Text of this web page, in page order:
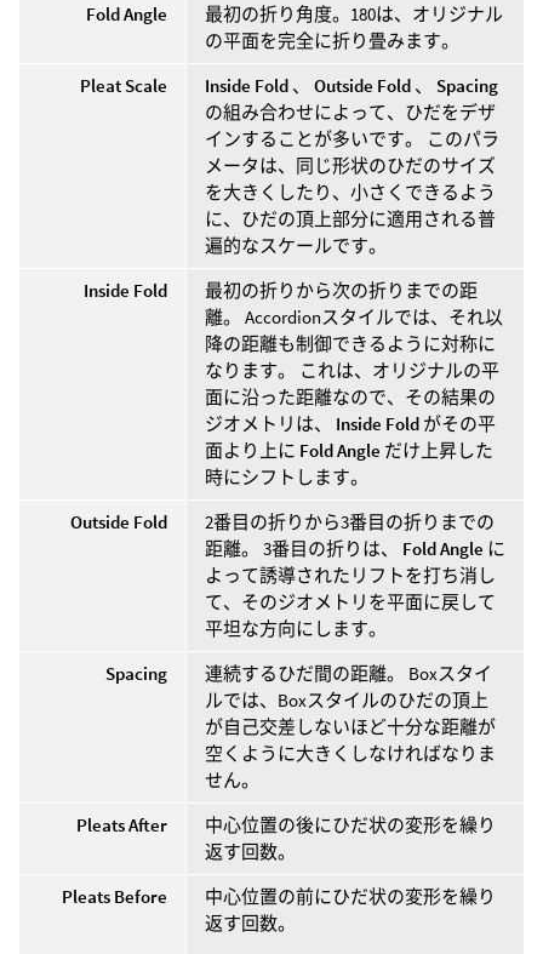
Fold Angle
最初の折り角度。180は、オリジナル
の平面を完全に折り畳みます。
Pleat Scale
Inside Fold 、 Outside Fold 、 Spacing
の組み合わせによって、ひだをデザ
インすることが多いです。 このパラ
メータは、同じ形状のひだのサイズ
を大きくしたり、小さくできるよう
に、ひだの頂上部分に適用される普
遍的なスケールです。
Inside Fold
最初の折りから次の折りまでの距
離。 Accordionスタイルでは、それ以
降の距離も制御できるように対称に
なります。 これは、オリジナルの平
面に沿った距離なので、その結果の
ジオメトリは、 Inside Fold がその平
面より上に Fold Angle だけ上昇した
時にシフトします。
Outside Fold
2番目の折りから3番目の折りまでの
距離。 3番目の折りは、 Fold Angle に
よって誘導されたリフトを打ち消し
て、そのジオメトリを平面に戻して
平坦な方向にします。
Spacing
連続するひだ間の距離。 Boxスタイ
ルでは、Boxスタイルのひだの頂上
が自己交差しないほど十分な距離が
空くように大きくしなければなりま
せん。
Pleats After
中心位置の後にひだ状の変形を繰り
返す回数。
Pleats Before
中心位置の前にひだ状の変形を繰り
返す回数。